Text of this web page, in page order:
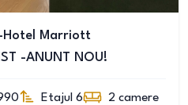
Hotel Marriott
-ANUNT NOU!
Etajul 6 2 camere